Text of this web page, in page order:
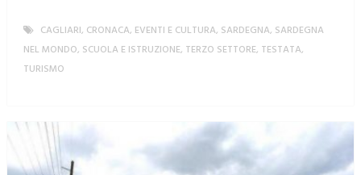
CAGLIARI, CRONACA, EVENTI E CULTURA, SARDEGNA, SARDEGNA
NEL MONDO, SCUOLA E ISTRUZIONE, TERZO SETTORE, TESTATA,
TURISMO